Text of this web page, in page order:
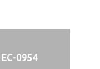
EC-0954